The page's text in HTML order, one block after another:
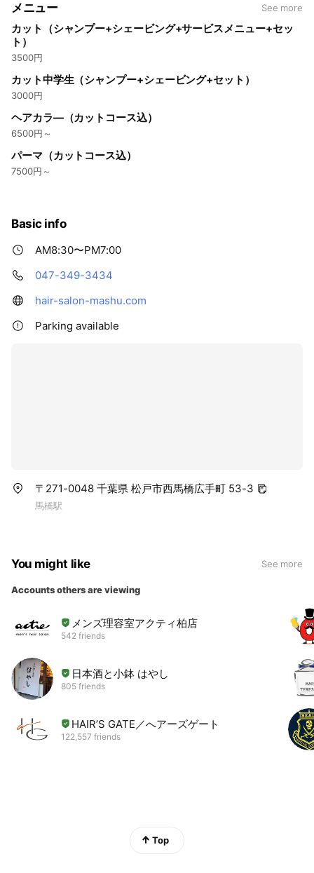
メニュー See more
カット（シャンプー+シェービング+サービスメニュー+セッ
ト）
3500円
カット中学生（シャンプー+シェービング+セット）
3000円
ヘアカラ―（カットコース込）
6500円～
パーマ（カットコース込）
7500円～
Basic info
AM8:30〜PM7:00
047-349-3434
hair-salon-mashu.com
Parking available
〒271-0048 千葉県 松戸市西馬橋広手町 53-3
馬橋駅
You might like See more
Accounts others are viewing
メンズ理容室アクティ柏店
542 friends
日本酒と小鉢 はやし
805 friends
HAIR’S GATE／へアーズゲート
122,557 friends
Top